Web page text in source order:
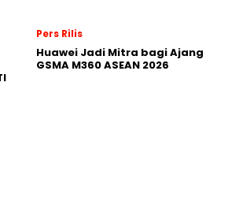
Pers Rilis
Huawei Jadi Mitra bagi Ajang
GSMA M360 ASEAN 2026